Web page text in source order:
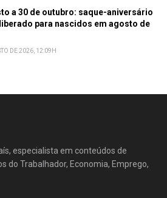
a 30 de outubro: saque-aniversário
para nascidos em agosto de
DE 2026, 12:09H
especialista em conteúdos de
do Trabalhador, Economia, Emprego,